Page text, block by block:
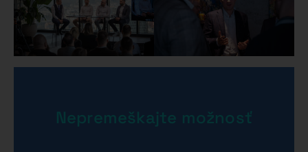
Nepremeškajte možnosť